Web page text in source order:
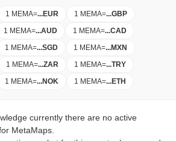
1 MEMA=...EUR 1 MEMA=...GBP
1 MEMA=...AUD 1 MEMA=...CAD
1 MEMA=...SGD 1 MEMA=...MXN
1 MEMA=...ZAR 1 MEMA=...TRY
1 MEMA=...NOK 1 MEMA=...ETH
currently there are no active
MetaMaps.